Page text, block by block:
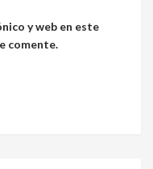
y web en este
comente.